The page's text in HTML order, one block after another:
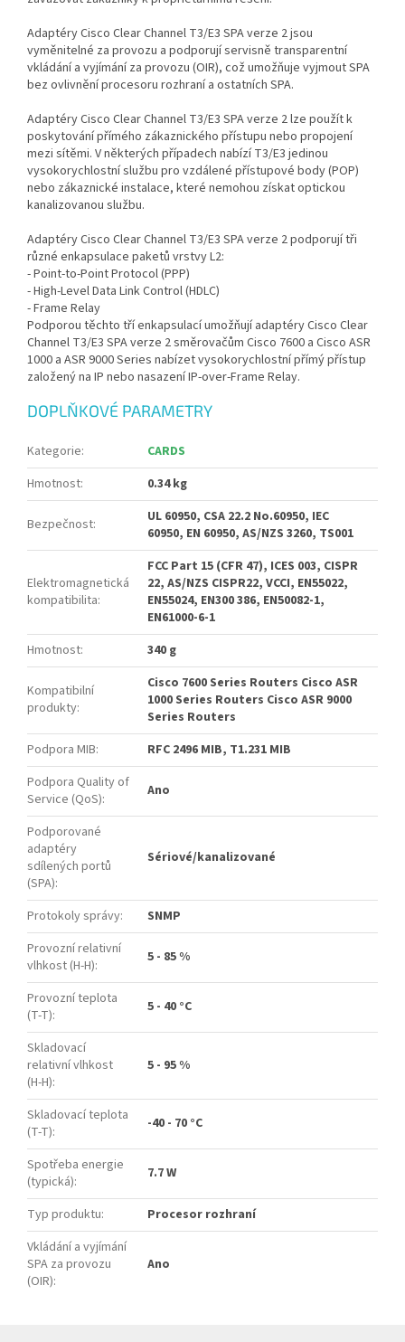
Adaptéry Cisco Clear Channel T3/E3 SPA verze 2 jsou
vyměnitelné za provozu a podporují servisně transparentní
vkládání a vyjímání za provozu (OIR), což umožňuje vyjmout SPA
bez ovlivnění procesoru rozhraní a ostatních SPA.
Adaptéry Cisco Clear Channel T3/E3 SPA verze 2 lze použít k
poskytování přímého zákaznického přístupu nebo propojení
mezi sítěmi. V některých případech nabízí T3/E3 jedinou
vysokorychlostní službu pro vzdálené přístupové body (POP)
nebo zákaznické instalace, které nemohou získat optickou
kanalizovanou službu.
Adaptéry Cisco Clear Channel T3/E3 SPA verze 2 podporují tři
různé enkapsulace paketů vrstvy L2:
- Point-to-Point Protocol (PPP)
- High-Level Data Link Control (HDLC)
- Frame Relay
Podporou těchto tří enkapsulací umožňují adaptéry Cisco Clear
Channel T3/E3 SPA verze 2 směrovačům Cisco 7600 a Cisco ASR
1000 a ASR 9000 Series nabízet vysokorychlostní přímý přístup
založený na IP nebo nasazení IP-over-Frame Relay.
DOPLŇKOVÉ PARAMETRY
Kategorie:
CARDS
Hmotnost: 0.34 kg
Bezpečnost:
UL 60950, CSA 22.2 No.60950, IEC
60950, EN 60950, AS/NZS 3260, TS001
Elektromagnetická
kompatibilita:
FCC Part 15 (CFR 47), ICES 003, CISPR
22, AS/NZS CISPR22, VCCI, EN55022,
EN55024, EN300 386, EN50082-1,
EN61000-6-1
Hmotnost: 340 g
Kompatibilní
produkty:
Cisco 7600 Series Routers Cisco ASR
1000 Series Routers Cisco ASR 9000
Series Routers
Podpora MIB:
RFC 2496 MIB, T1.231 MIB
Podpora Quality of
Service (QoS): Ano
Podporované
adaptéry
sdílených portů
(SPA):
Sériové/kanalizované
Protokoly správy:
SNMP
Provozní relativní
vlhkost (H-H): 5 - 85 %
Provozní teplota
(T-T): 5 - 40 °C
Skladovací
relativní vlhkost
(H-H):
5 - 95 %
Skladovací teplota
(T-T): -40 - 70 °C
Spotřeba energie
(typická): 7.7 W
Typ produktu:
Procesor rozhraní
Vkládání a vyjímání
SPA za provozu
(OIR):
Ano